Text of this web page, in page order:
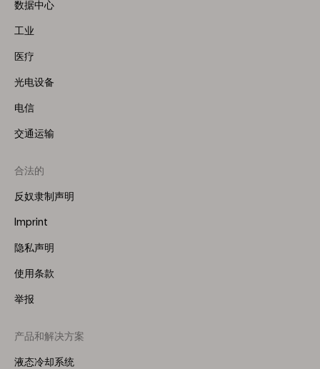
数据中心
工业
医疗
光电设备
电信
交通运输
合法的
反奴隶制声明
Imprint
隐私声明
使用条款
举报
Footer
Menu
产品和解决方案
液态冷却系统